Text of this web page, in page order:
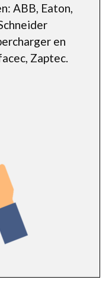
ABB, Eaton,
en
Zaptec.